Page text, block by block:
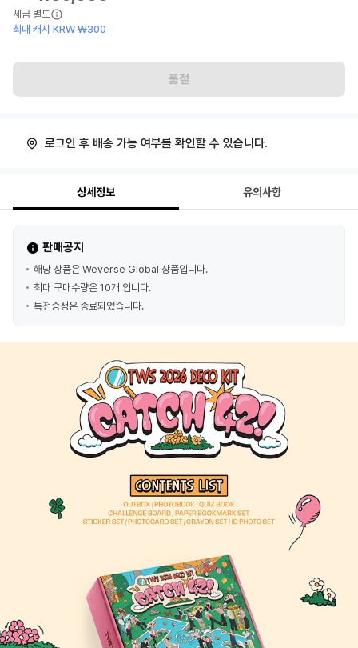
세금 별도
최대 캐시 KRW ₩300
품절
로그인 후 배송 가능 여부를 확인할 수 있습니다.
상세정보 유의사항
판매공지
해당 상품은 Weverse Global 상품입니다.
최대 구매수량은 10개 입니다.
특전증정은 종료되었습니다.